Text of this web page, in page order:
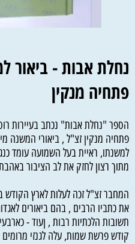
נחלת אבות - ביאור
פתחיה מנקין
הספר "נחלת אבות" נכתב בעיירות
פתחיה מנקין זצ"ל , ביאורי המשנה
למשנתו, ראיית בעל השמועה עומד
מתוך רצון לחזק את לב הציבור
המחבר זצ"ל זכה לעלות לארץ
את כתביו הרבים , בהם ביאורים
תשובות הלכתיות רבות , ןעוד -
קודש פרשת שמות, עלה לגנזי מרומים